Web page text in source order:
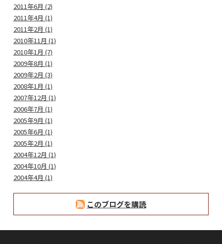
2011年6月 (2)
2011年4月 (1)
2011年2月 (1)
2010年11月 (1)
2010年1月 (7)
2009年8月 (1)
2009年2月 (3)
2008年1月 (1)
2007年12月 (1)
2006年7月 (1)
2005年9月 (1)
2005年6月 (1)
2005年2月 (1)
2004年12月 (1)
2004年10月 (1)
2004年4月 (1)
このブログを購読